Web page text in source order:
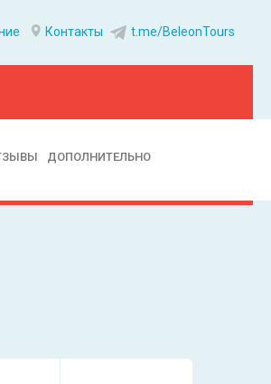
Контакты t.me/BeleonTours
ДОПОЛНИТЕЛЬНО